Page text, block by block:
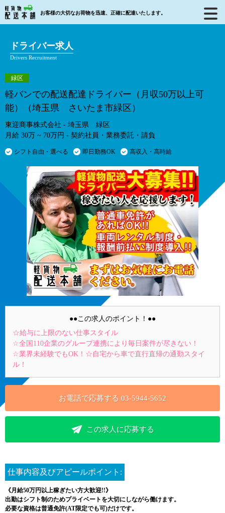
お客様の大切なお荷物を迅速、正確に配達いたします。
ドライバー求人
Drivers Recruitment
緑区
軽バンでの配送配達ドライバー（月収50万以上可
能）（埼玉県 さいたま市緑区）
東迎商事株式会社 - 埼玉県 緑区
月給 30万 ~ 70万円 - 契約社員・業務委託・請負
シフト自由・選べる 即日勤務OK 高収入・高時給
●●この求人のポイント！●●
☆給与に上限のない仕事スタイル
☆全国110企業のグループ連携により毎日案件が尽きない！
☆業界未経験でもOK！☆自宅から車で直行直帰の通勤スタイ
ル！
お電話で応募する 03-5944-5652
この求人に応募する
仕事内容及びアピールポイント:
《月給50万円以上稼ぎたい方大歓迎!!》
出勤はシフト制のためプライベートを大切にしながら働けます。
必要な資格は普通免許(AT限定でも可)だけです。